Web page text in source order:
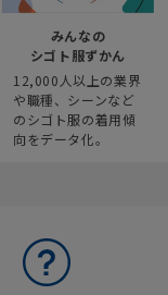
みんなの
シゴト服ずかん
12,000人以上の業界
や職種、シーンなど
のシゴト服の着用傾
向をデータ化。